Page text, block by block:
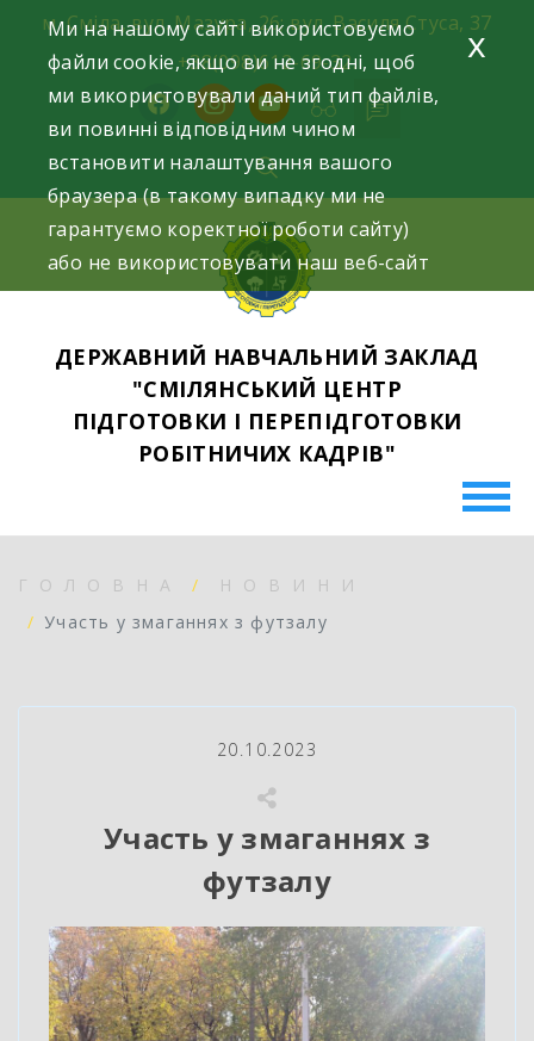
content
м. Сміла, вул. Мазура, 26; вул. Василя Стуса, 37
+38(098)612-69-32.
facebookinstagram
youtube
ДЕРЖАВНИЙ НАВЧАЛЬНИЙ ЗАКЛАД
"СМІЛЯНСЬКИЙ ЦЕНТР
ПІДГОТОВКИ І ПЕРЕПІДГОТОВКИ
РОБІТНИЧИХ КАДРІВ"
ГОЛОВНА
НОВИНИ
Участь у змаганнях з футзалу
20.10.2023
Участь у змаганнях з
футзалу
Ми на нашому сайті використовуємо
файли cookie, якщо ви не згодні, щоб
ми використовували даний тип файлів,
ви повинні відповідним чином
встановити налаштування вашого
браузера (в такому випадку ми не
гарантуємо коректної роботи сайту)
або не використовувати наш веб-сайт
x